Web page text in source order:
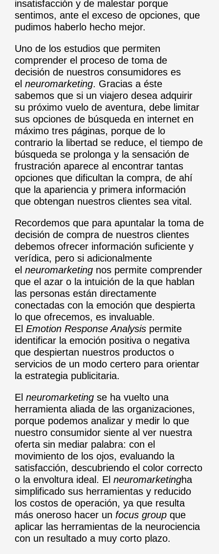
insatisfacción y de malestar porque
sentimos, ante el exceso de opciones, que
pudimos haberlo hecho mejor.
Uno de los estudios que permiten
comprender el proceso de toma de
decisión de nuestros consumidores es
el neuromarketing. Gracias a éste
sabemos que si un viajero desea adquirir
su próximo vuelo de aventura, debe limitar
sus opciones de búsqueda en internet en
máximo tres páginas, porque de lo
contrario la libertad se reduce, el tiempo de
búsqueda se prolonga y la sensación de
frustración aparece al encontrar tantas
opciones que dificultan la compra, de ahí
que la apariencia y primera información
que obtengan nuestros clientes sea vital.
Recordemos que para apuntalar la toma de
decisión de compra de nuestros clientes
debemos ofrecer información suficiente y
verídica, pero si adicionalmente
el neuromarketing nos permite comprender
que el azar o la intuición de la que hablan
las personas están directamente
conectadas con la emoción que despierta
lo que ofrecemos, es invaluable.
El Emotion Response Analysis permite
identificar la emoción positiva o negativa
que despiertan nuestros productos o
servicios de un modo certero para orientar
la estrategia publicitaria.
El neuromarketing se ha vuelto una
herramienta aliada de las organizaciones,
porque podemos analizar y medir lo que
nuestro consumidor siente al ver nuestra
oferta sin mediar palabra: con el
movimiento de los ojos, evaluando la
satisfacción, descubriendo el color correcto
o la envoltura ideal. El neuromarketingha
simplificado sus herramientas y reducido
los costos de operación, ya que resulta
más oneroso hacer un focus group que
aplicar las herramientas de la neurociencia
con un resultado a muy corto plazo.